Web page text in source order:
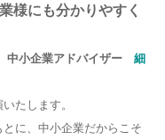
様にも分かりやすく
中小企業アドバイザー 細
たします。
に、中小企業だからこそ